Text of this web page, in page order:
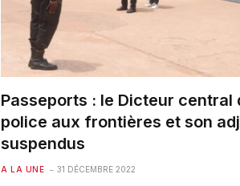
Passeports : le Dicteur central
police aux frontières et son
suspendus
A LA UNE 31 DÉCEMBRE 2022